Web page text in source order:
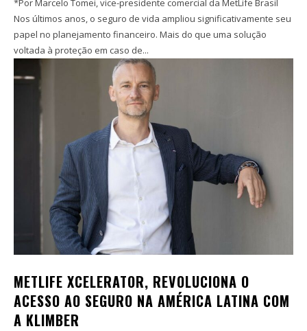
*Por Marcelo Tomei, vice-presidente comercial da MetLife Brasil
Nos últimos anos, o seguro de vida ampliou significativamente seu
papel no planejamento financeiro. Mais do que uma solução
voltada à proteção em caso de...
METLIFE XCELERATOR, REVOLUCIONA O
ACESSO AO SEGURO NA AMÉRICA LATINA COM
A KLIMBER